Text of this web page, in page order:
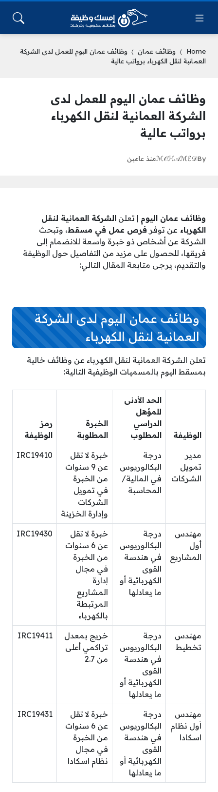
Home وظائف عمان
وظائف عمان اليوم للعمل لدى الشركة
العمانية لنقل الكهرباء برواتب عالية
وظائف عمان اليوم للعمل لدى
الشركة العمانية لنقل الكهرباء
برواتب عالية
By
ℳ𝒪ℋ𝒜ℳℰ𝒟منذ عامين
وظائف عمان اليوم | تعلن الشركة العمانية لنقل
الكهرباء عن توفر فرص عمل في مسقط، وتبحث
الشركة عن أشخاص ذو خبرة واسعة للانضمام إلى
فريقها، للحصول على مزيد من التفاصيل حول الوظيفة
والتقديم، يرجى متابعة المقال التالي:
وظائف عمان اليوم لدى الشركة
العمانية لنقل الكهرباء
تعلن الشركة العمانية لنقل الكهرباء عن وظائف خالية
بمسقط اليوم بالمسميات الوظيفية التالية:
الوظيفة
الحد الأدنى
للمؤهل
الدراسي
المطلوب
الخبرة
المطلوبة
رمز
الوظيفة
مدير
تمويل
الشركات
درجة
البكالوريوس
في المالية/
المحاسبة
خبرة لا تقل
عن 9 سنوات
من الخبرة
في تمويل
الشركات
وإدارة الخزينة
IRC19410
مهندس
أول
المشاريع
درجة
البكالوريوس
في هندسة
القوى
الكهربائية أو
ما يعادلها
خبرة لا تقل
عن 6 سنوات
من الخبرة
في مجال
إدارة
المشاريع
المرتبطة
بالكهرباء
IRC19430
مهندس
تخطيط
درجة
البكالوريوس
في هندسة
القوى
الكهربائية أو
ما يعادلها
خريج بمعدل
تراكمي أعلى
من 2.7
IRC19411
مهندس
أول نظام
اسكادا
درجة
البكالوريوس
في هندسة
القوى
الكهربائية أو
ما يعادلها
خبرة لا تقل
عن 6 سنوات
من الخبرة
في مجال
نظام اسكادا
IRC19431